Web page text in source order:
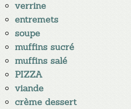
verrine
entremets
soupe
muffins sucré
muffins salé
PIZZA
viande
crème dessert